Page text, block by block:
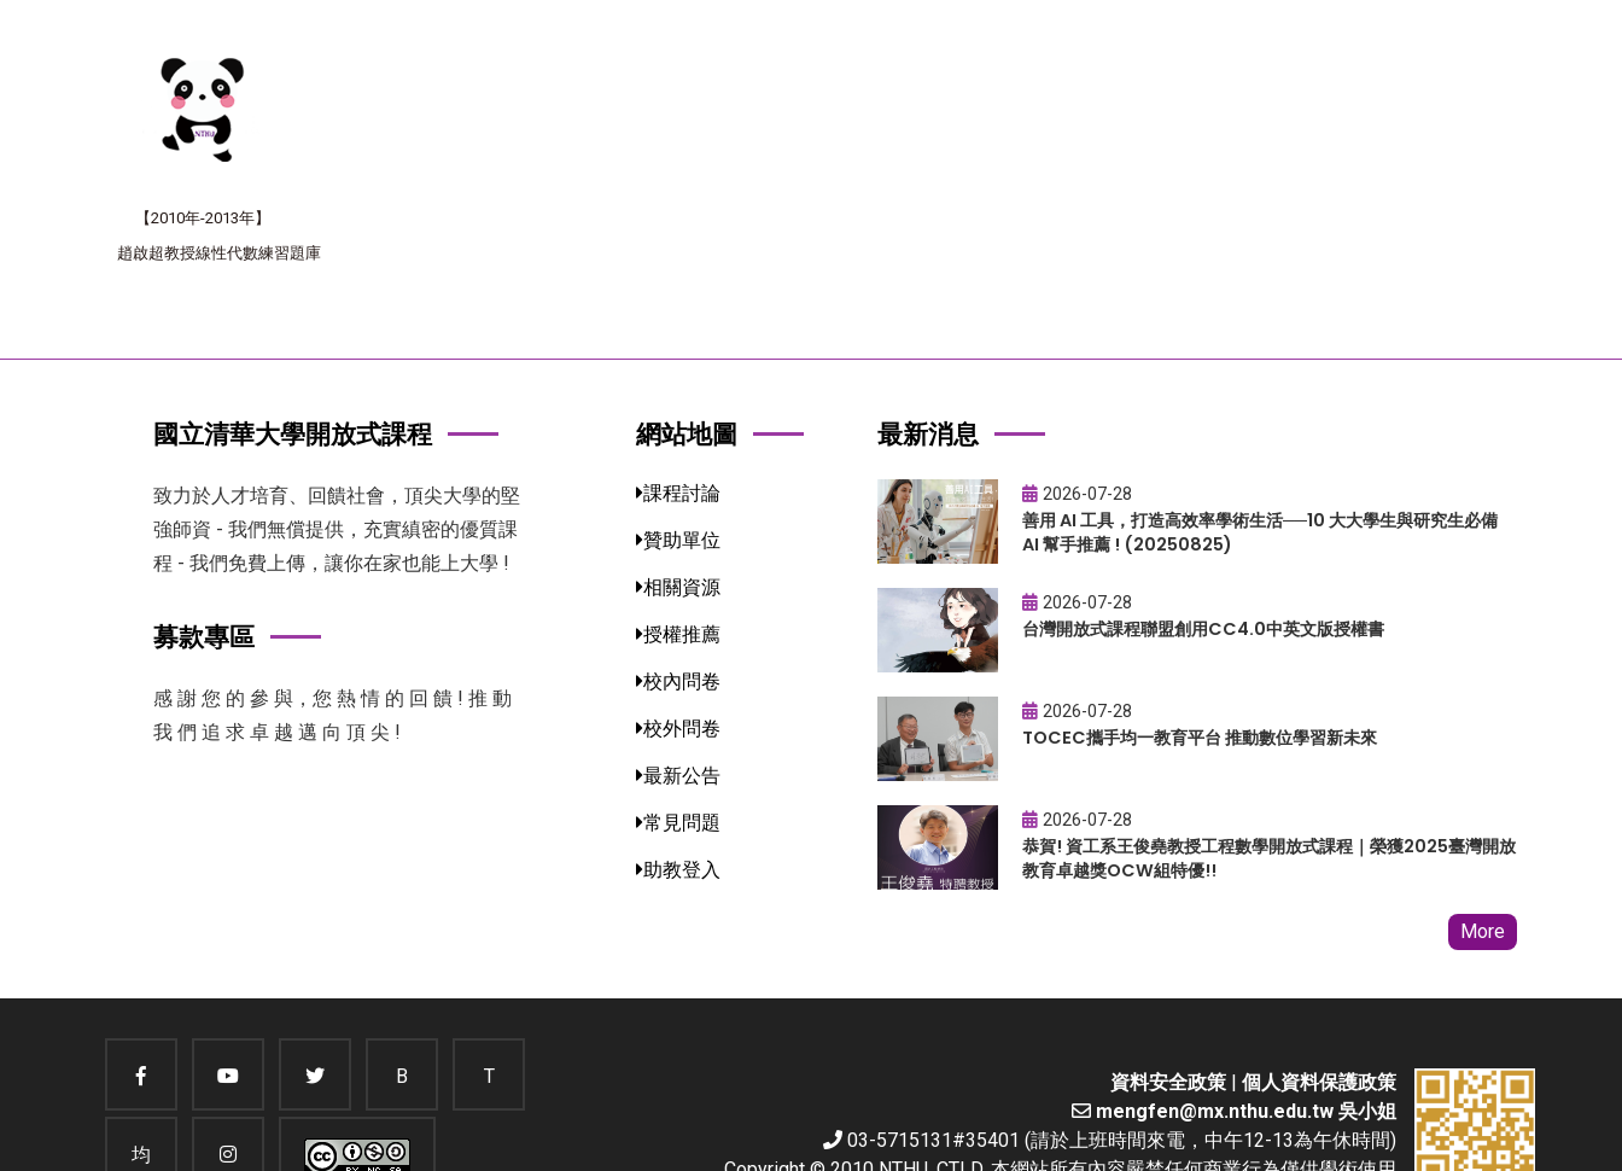
【2010年-2013年】
趙啟超教授線性代數練習題庫
國立清華大學開放式課程
致力於人才培育、回饋社會，頂尖大學的堅
強師資 - 我們無償提供，充實縝密的優質課
程 - 我們免費上傳，讓你在家也能上大學 !
募款專區
感 謝 您 的 參 與，您 熱 情 的 回 饋 ! 推 動
我 們 追 求 卓 越 邁 向 頂 尖 !
網站地圖
課程討論
贊助單位
相關資源
授權推薦
校內問卷
校外問卷
最新公告
常見問題
助教登入
最新消息
2026-07-28
善用 AI 工具，打造高效率學術生活──10 大大學生與研究生必備
AI 幫手推薦 ! (20250825)
2026-07-28
台灣開放式課程聯盟創用CC4.0中英文版授權書
2026-07-28
TOCEC攜手均一教育平台 推動數位學習新未來
2026-07-28
恭賀! 資工系王俊堯教授工程數學開放式課程｜榮獲2025臺灣開放
教育卓越獎OCW組特優!!
More
B T
均
資料安全政策
個人資料保護政策
mengfen@mx.nthu.edu.tw 吳小姐
03-5715131#35401 (請於上班時間來電，中午12-13為午休時間)